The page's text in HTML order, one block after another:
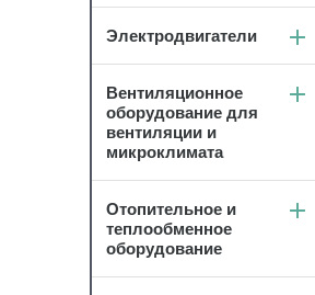
Электродвигатели
Вентиляционное
оборудование для
вентиляции и
микроклимата
Отопительное и
теплообменное
оборудование